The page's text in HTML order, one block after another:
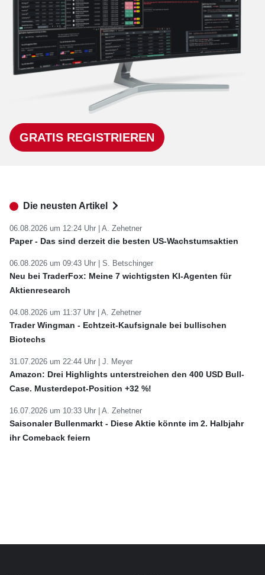
GRATIS REGISTRIEREN
Die neusten Artikel
06.08.2026 um 12:24 Uhr | A. Zehetner
Paper - Das sind derzeit die besten US-Wachstumsaktien
06.08.2026 um 09:43 Uhr | S. Betschinger
Neu bei TraderFox: Meine 7 wichtigsten KI-Agenten für
Aktienresearch
04.08.2026 um 11:37 Uhr | A. Zehetner
Trader Wingman - Echtzeit-Kaufsignale bei bullischen
Biotechs
31.07.2026 um 22:44 Uhr | J. Meyer
Amazon: Drei Highlights unterstreichen den 400 USD Bull-
Case. Musterdepot-Position +32 %!
16.07.2026 um 10:33 Uhr | A. Zehetner
Saisonaler Bullenmarkt - Diese Aktie könnte im 2. Halbjahr
ihr Comeback feiern